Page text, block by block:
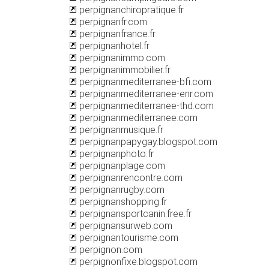
perpignanchiropratique.fr
perpignanfr.com
perpignanfrance.fr
perpignanhotel.fr
perpignanimmo.com
perpignanimmobilier.fr
perpignanmediterranee-bfi.com
perpignanmediterranee-enr.com
perpignanmediterranee-thd.com
perpignanmediterranee.com
perpignanmusique.fr
perpignanpapygay.blogspot.com
perpignanphoto.fr
perpignanplage.com
perpignanrencontre.com
perpignanrugby.com
perpignanshopping.fr
perpignansportcanin.free.fr
perpignansurweb.com
perpignantourisme.com
perpignon.com
perpignonfixe.blogspot.com